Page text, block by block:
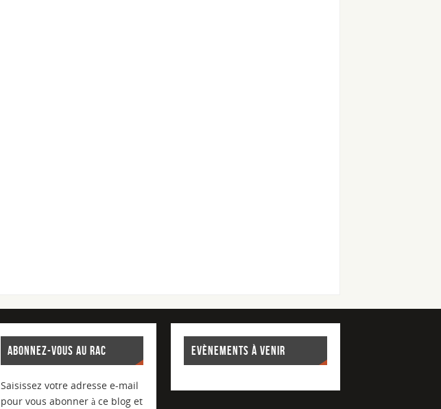
ABONNEZ-VOUS AU RAC
Saisissez votre adresse e-mail
pour vous abonner à ce blog et
EVÈNEMENTS À VENIR